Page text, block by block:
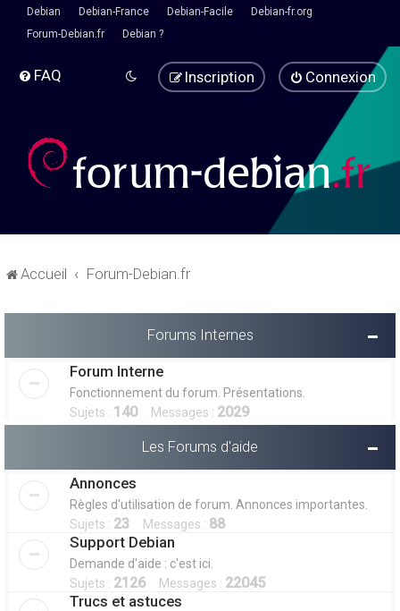
Debian Debian-France Debian-Facile
Debian-fr.org
Forum-Debian.fr
Debian ?
FAQ Connexion
Inscription
Accueil Forum-Debian.fr
Forums Internes
Forum Interne
Fonctionnement du forum. Présentations.
Sujets : 140Messages : 2029
Les Forums d'aide
Annonces
Règles d'utilisation de forum. Annonces importantes.
Sujets : 23 Messages : 88
Support Debian
Demande d'aide : c'est ici.
Sujets : 2126Messages : 22045
Trucs et astuces